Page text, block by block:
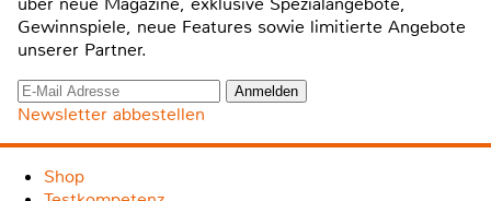
Gewinnspiele, neue Features sowie limitierte Angebote
unserer Partner.
Newsletter abbestellen
Shop